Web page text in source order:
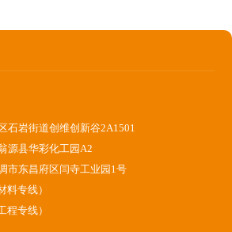
石岩街道创维创新谷2A1501
源县华彩化工园A2
市东昌府区闫寺工业园1号
料专线）
程专线）